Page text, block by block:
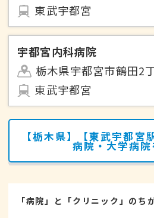
東武宇都宮
宇都宮内科病院
栃木県宇都宮市鶴田2
東武宇都宮
【栃木県】【東武宇都宮
病院・大学病
「病院」と「クリニック」のち